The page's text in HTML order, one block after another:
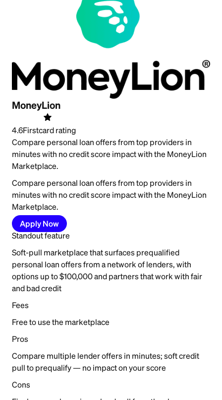
MoneyLion
4.6Firstcard rating
Compare personal loan offers from top providers in
minutes with no credit score impact with the MoneyLion
Marketplace.
Compare personal loan offers from top providers in
minutes with no credit score impact with the MoneyLion
Marketplace.
Apply Now
Standout feature
Soft-pull marketplace that surfaces prequalified
personal loan offers from a network of lenders, with
options up to $100,000 and partners that work with fair
and bad credit
Fees
Free to use the marketplace
Pros
Compare multiple lender offers in minutes; soft credit
pull to prequalify — no impact on your score
Cons